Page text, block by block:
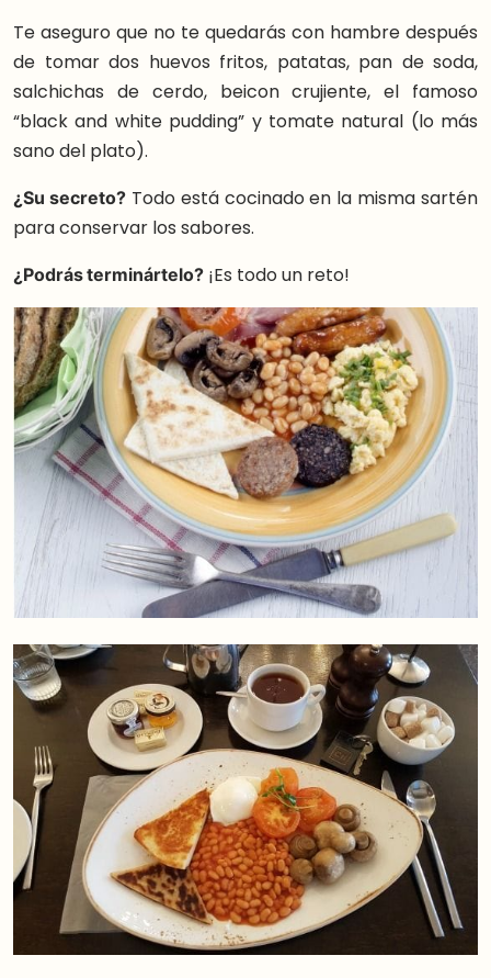
Te aseguro que no te quedarás con hambre después
de tomar dos huevos fritos, patatas, pan de soda,
salchichas de cerdo, beicon crujiente, el famoso
“black and white pudding” y tomate natural (lo más
sano del plato).
¿Su secreto?Todo está cocinado en la misma sartén
para conservar los sabores.
¿Podrás terminártelo? ¡Es todo un reto!